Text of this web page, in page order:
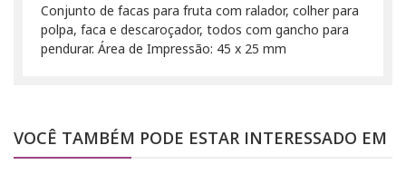
Conjunto de facas para fruta com ralador, colher para
polpa, faca e descaroçador, todos com gancho para
pendurar. Área de Impressão: 45 x 25 mm
VOCÊ TAMBÉM PODE ESTAR INTERESSADO EM